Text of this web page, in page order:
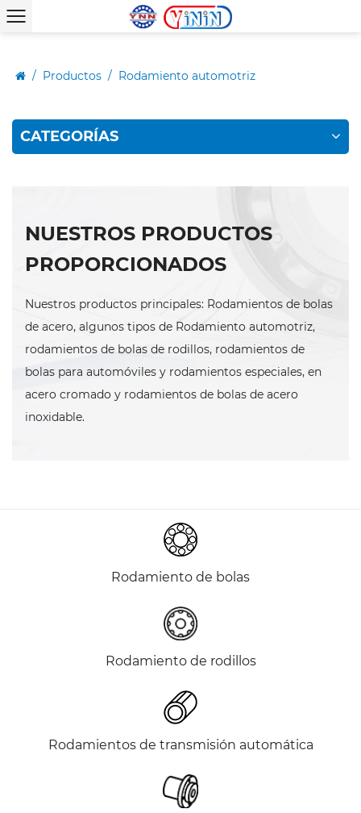
/ Productos / Rodamiento automotriz
CATEGORÍAS
NUESTROS PRODUCTOS
PROPORCIONADOS
Nuestros productos principales: Rodamientos de bolas
de acero, algunos tipos de Rodamiento automotriz,
rodamientos de bolas de rodillos, rodamientos de
bolas para automóviles y rodamientos especiales, en
acero cromado y rodamientos de bolas de acero
inoxidable.
Rodamiento de bolas
Rodamiento de rodillos
Rodamientos de transmisión automática